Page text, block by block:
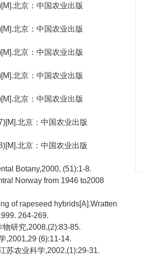
北京：中国农业出版
北京：中国农业出版
北京：中国农业出版
北京：中国农业出版
北京：中国农业出版
北京：中国农业出版
北京：中国农业出版
Botany,2000, (51):1-8.
Norway from 1946 to2008
of rapeseed hybrids[A].Wratten
264-269.
研究,2008,(2):83-85.
,2001,29 (6):11-14.
苏农业科学,2002,(1):29-31.